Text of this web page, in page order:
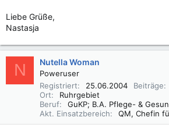
Liebe Grüße,
Nastasja
N Nutella Woman
Poweruser
Registriert
25.06.2004 Beiträge
Ort
Ruhrgebiet
Beruf
Akt. Einsatzbereich
QM, Chefin